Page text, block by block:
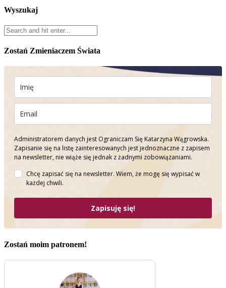
Wyszukaj
Zostań Zmieniaczem Świata
Administratorem danych jest Ograniczam Się Katarzyna Wągrowska.
Zapisanie się na listę zainteresowanych jest jednoznaczne z zapisem
na newsletter, nie wiąże się jednak z żadnymi zobowiązaniami.
Chcę zapisać się na newsletter. Wiem, że mogę się wypisać w
każdej chwili.
Zapisuję się!
Zostań moim patronem!